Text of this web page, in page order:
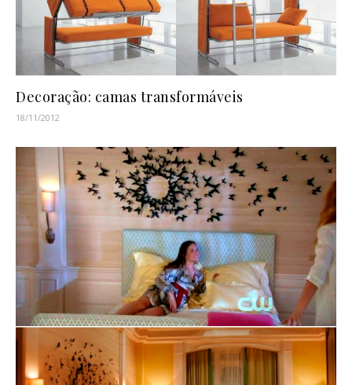
Decoração: camas transformáveis
18/11/2012